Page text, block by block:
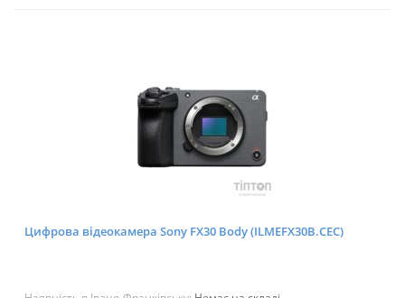
Цифрова відеокамера Sony FX30 Body (ILMEFX30B.CEC)